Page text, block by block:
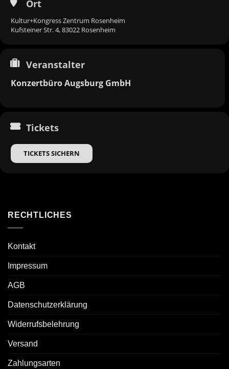
Ort
Kultur+Kongress Zentrum Rosenheim
Kufsteiner Str. 4, 83022 Rosenheim
Veranstalter
Konzertbüro Augsburg GmbH
Tickets
TICKETS SICHERN
RECHTLICHES
Kontakt
Impressum
AGB
Datenschutzerklärung
Widerrufsbelehrung
Versand
Zahlungsarten